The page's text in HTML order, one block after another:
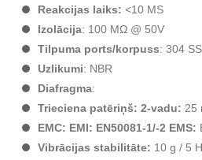
Reakcijas laiks: <10 MS
Izolācija: 100 MΩ @ 50V
Tilpuma ports/korpuss: 304 SS
Uzlikumi: NBR
Diafragma:
Trieciena patēriņš: 2-vadu: 25
EMC: EMI: EN50081-1/-2 EMS:
Vibrācijas stabilitāte: 10 g / 5